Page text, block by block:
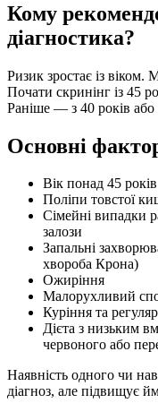
Кому
діагностика?
Ризик зростає із
Почати скринінг із 45
Раніше — з 40 років
Основні
Вік понад 45 років
Поліпи товстої
Сімейні випадки
залози
Запальні
хвороба Крона)
Ожиріння
Малорухливий
Куріння та
Дієта з низьким
червоного або
Наявність одного чи
діагноз, але підвищує